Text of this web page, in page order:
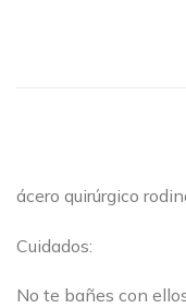
ácero quirúrgico
Cuidados:
No te bañes con